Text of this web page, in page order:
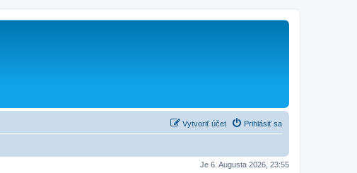
Prihlásiť sa
Vytvoriť účet
Je 6. Augusta 2026, 23:55